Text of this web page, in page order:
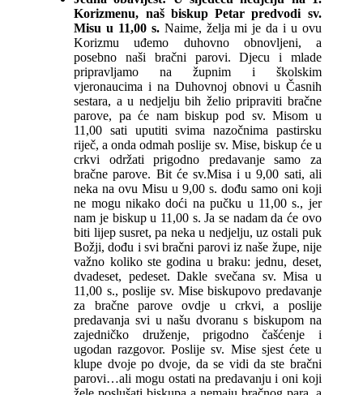
Korizmenu, naš biskup Petar predvodi sv.
Misu u 11,00 s.Naime, želja mi je da i u ovu
Korizmu uđemo duhovno obnovljeni, a
posebno naši bračni parovi. Djecu i mlade
pripravljamo na župnim i školskim
vjeronaucima i na Duhovnoj obnovi u Časnih
sestara, a u nedjelju bih želio pripraviti bračne
parove, pa će nam biskup pod sv. Misom u
11,00 sati uputiti svima nazočnima pastirsku
riječ, a onda odmah poslije sv. Mise, biskup će u
crkvi održati prigodno predavanje samo za
bračne parove. Bit će sv.Misa i u 9,00 sati, ali
neka na ovu Misu u 9,00 s. dođu samo oni koji
ne mogu nikako doći na pučku u 11,00 s., jer
nam je biskup u 11,00 s. Ja se nadam da će ovo
biti lijep susret, pa neka u nedjelju, uz ostali puk
Božji, dođu i svi bračni parovi iz naše župe, nije
važno koliko ste godina u braku: jednu, deset,
dvadeset, pedeset. Dakle svečana sv. Misa u
11,00 s., poslije sv. Mise biskupovo predavanje
za bračne parove ovdje u crkvi, a poslije
predavanja svi u našu dvoranu s biskupom na
zajedničko druženje, prigodno čašćenje i
ugodan razgovor. Poslije sv. Mise sjest ćete u
klupe dvoje po dvoje, da se vidi da ste bračni
parovi…ali mogu ostati na predavanju i oni koji